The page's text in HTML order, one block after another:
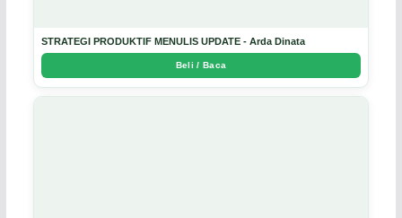
STRATEGI PRODUKTIF MENULIS UPDATE - Arda Dinata
Beli / Baca